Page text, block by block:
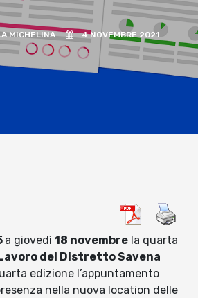
MICHELINA 4 NOVEMBRE 2021
a giovedì 18 novembre la quarta
del Distretto Savena
edizione l’appuntamento
nella nuova location delle